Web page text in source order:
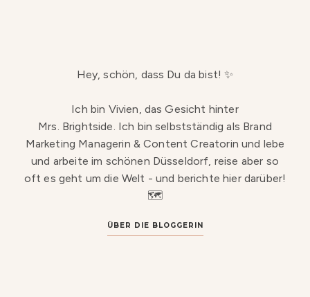
Hey, schön, dass Du da bist! ✨
Ich bin Vivien, das Gesicht hinter
Mrs. Brightside. Ich bin selbstständig als Brand
Marketing Managerin & Content Creatorin und lebe
und arbeite im schönen Düsseldorf, reise aber so
oft es geht um die Welt - und berichte hier darüber!
🗺️
ÜBER DIE BLOGGERIN